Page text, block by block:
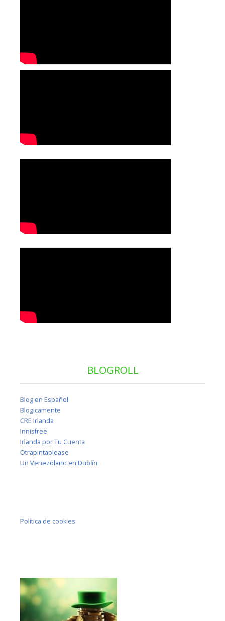
BLOGROLL
Blog en Español
Blogicamente
CRE Irlanda
Innisfree
Irlanda por Tu Cuenta
Otrapintaplease
Un Venezolano en Dublín
Política de cookies